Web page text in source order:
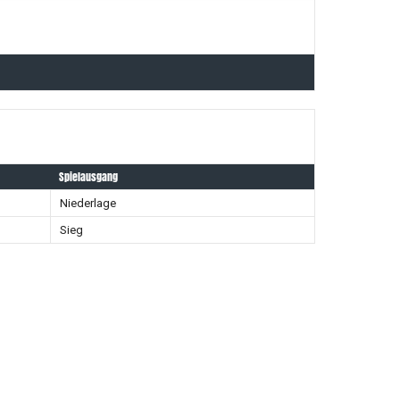
Spielausgang
Niederlage
Sieg